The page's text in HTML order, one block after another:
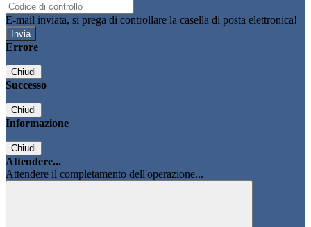
E-mail inviata, si prega di controllare la casella di posta elettronica!
Errore
Chiudi
Successo
Chiudi
Informazione
Chiudi
Attendere...
Attendere il completamento dell'operazione...